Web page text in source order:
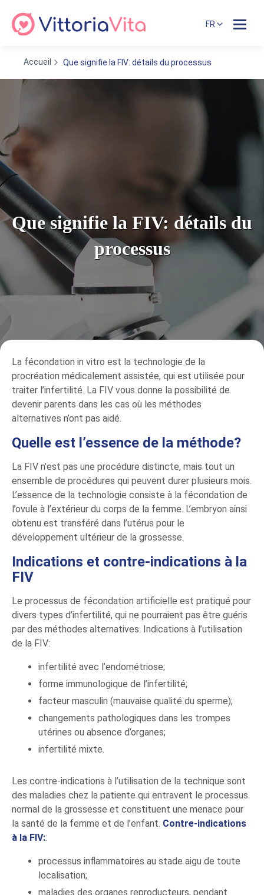
FR
Accueil Que signifie la FIV: détails du processus
Que signifie la FIV: détails du
processus
La fécondation in vitro est la technologie de la
procréation médicalement assistée, qui est utilisée pour
traiter l’infertilité. La FIV vous donne la possibilité de
devenir parents dans les cas où les méthodes
alternatives n’ont pas aidé.
Quelle est l’essence de la méthode?
La FIV n’est pas une procédure distincte, mais tout un
ensemble de procédures qui peuvent durer plusieurs mois.
L’essence de la technologie consiste à la fécondation de
l’ovule à l’extérieur du corps de la femme. L’embryon ainsi
obtenu est transféré dans l’utérus pour le
développement ultérieur de la grossesse.
Indications et contre-indications à la
FIV
Le processus de fécondation artificielle est pratiqué pour
divers types d’infertilité, qui ne pourraient pas être guéris
par des méthodes alternatives. Indications à l’utilisation
de la FIV:
infertilité avec l’endométriose;
forme immunologique de l’infertilité;
facteur masculin (mauvaise qualité du sperme);
changements pathologiques dans les trompes
utérines ou absence d’organes;
infertilité mixte.
Les contre-indications à l’utilisation de la technique sont
des maladies chez la patiente qui entravent le processus
normal de la grossesse et constituent une menace pour
la santé de la femme et de l’enfant. Contre-indications
à la FIV::
processus inflammatoires au stade aigu de toute
localisation;
maladies des organes reproducteurs, pendant